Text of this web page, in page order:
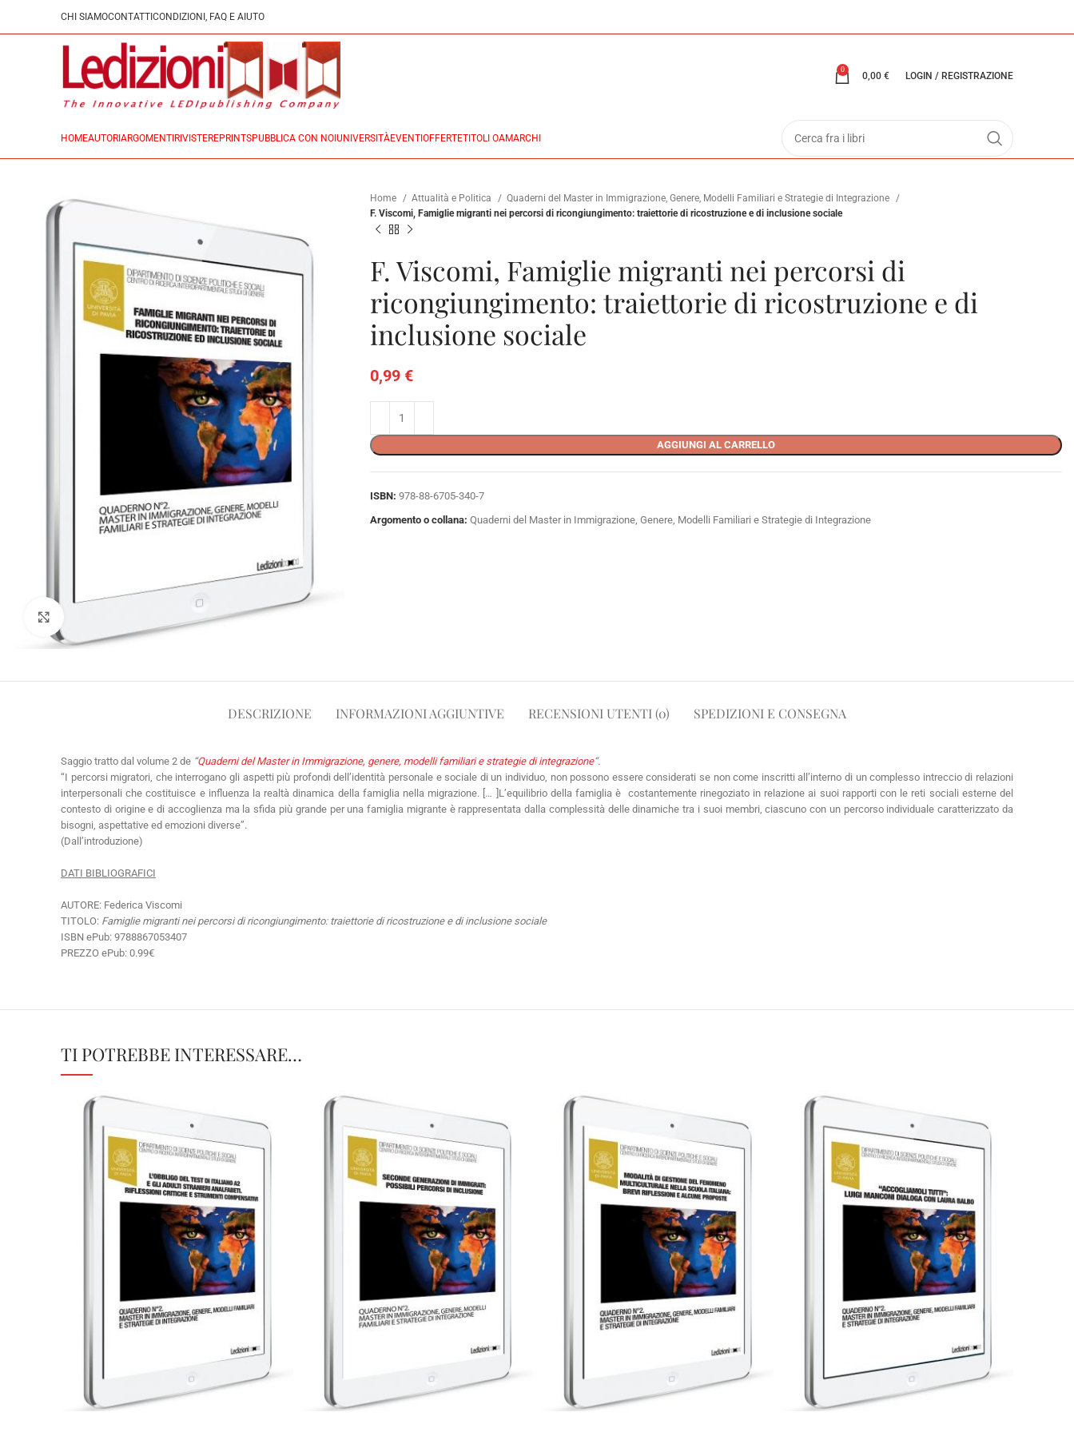
CHI SIAMOCONTATTI CONDIZIONI, FAQ E AIUTO
0
0,00 € LOGIN / REGISTRAZIONE
HOMEAUTORI ARGOMENTI RIVISTEREPRINTSPUBBLICA CON NOI UNIVERSITÀEVENTI OFFERTETITOLI OAMARCHI
Home Attualità e Politica
Quaderni del Master in Immigrazione, Genere, Modelli Familiari e Strategie di Integrazione
F. Viscomi, Famiglie migranti nei percorsi di ricongiungimento: traiettorie di ricostruzione e di inclusione sociale
F. Viscomi, Famiglie migranti nei percorsi di
ricongiungimento: traiettorie di ricostruzione e di
inclusione sociale
0,99 €
AGGIUNGI AL CARRELLO
ISBN: 978-88-6705-340-7
Argomento o collana: Quaderni del Master in Immigrazione, Genere, Modelli Familiari e Strategie di Integrazione
DESCRIZIONE INFORMAZIONI AGGIUNTIVE RECENSIONI UTENTI (0) SPEDIZIONI E CONSEGNA
Saggio tratto dal volume 2 de “Quaderni del Master in Immigrazione, genere, modelli familiari e strategie di integrazione“.
“I percorsi migratori, che interrogano gli aspetti più profondi dell’identità personale e sociale di un individuo, non possono essere considerati se non come inscritti all’interno di un complesso intreccio di relazioni
interpersonali che costituisce e influenza la realtà dinamica della famiglia nella migrazione. [… ]L’equilibrio della famiglia è costantemente rinegoziato in relazione ai suoi rapporti con le reti sociali esterne del
contesto di origine e di accoglienza ma la sfida più grande per una famiglia migrante è rappresentata dalla complessità delle dinamiche tra i suoi membri, ciascuno con un percorso individuale caratterizzato da
bisogni, aspettative ed emozioni diverse”.
(Dall’introduzione)
DATI BIBLIOGRAFICI
AUTORE: Federica Viscomi
TITOLO: Famiglie migranti nei percorsi di ricongiungimento: traiettorie di ricostruzione e di inclusione sociale
ISBN ePub: 9788867053407
PREZZO ePub: 0.99€
TI POTREBBE INTERESSARE…
0,99€ 0,99€
0,99